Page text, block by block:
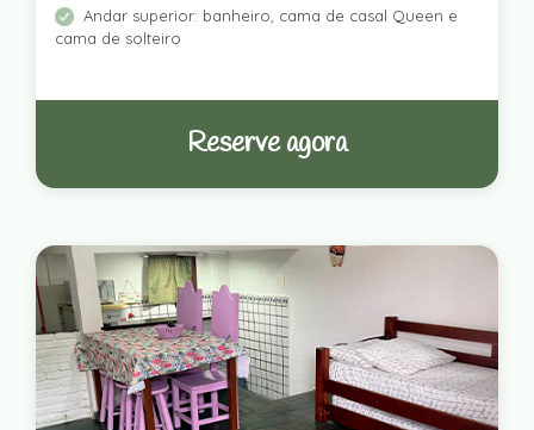
Andar superior: banheiro, cama de casal Queen e
cama de solteiro
Reserve agora